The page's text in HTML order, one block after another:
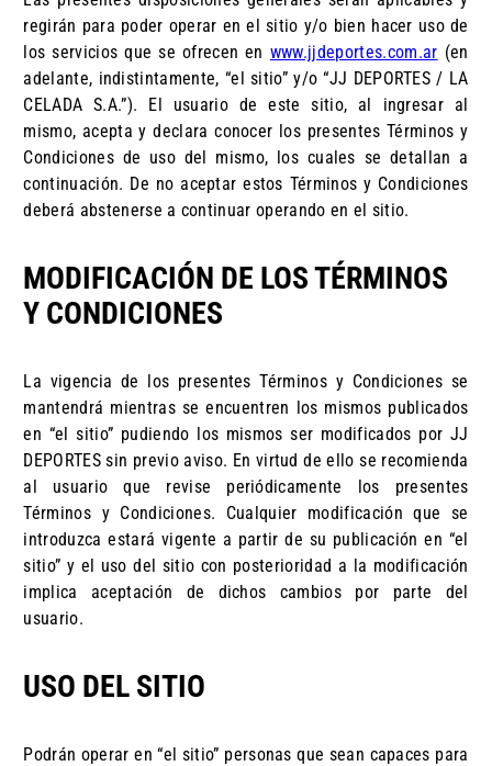
regirán para poder operar en el sitio y/o bien hacer uso de
los servicios que se ofrecen en www.jjdeportes.com.ar (en
adelante, indistintamente, “el sitio” y/o “JJ DEPORTES / LA
CELADA S.A.”). El usuario de este sitio, al ingresar al
mismo, acepta y declara conocer los presentes Términos y
Condiciones de uso del mismo, los cuales se detallan a
continuación. De no aceptar estos Términos y Condiciones
deberá abstenerse a continuar operando en el sitio.
MODIFICACIÓN DE LOS TÉRMINOS
Y CONDICIONES
La vigencia de los presentes Términos y Condiciones se
mantendrá mientras se encuentren los mismos publicados
en “el sitio” pudiendo los mismos ser modificados por JJ
DEPORTES sin previo aviso. En virtud de ello se recomienda
al usuario que revise periódicamente los presentes
Términos y Condiciones. Cualquier modificación que se
introduzca estará vigente a partir de su publicación en “el
sitio” y el uso del sitio con posterioridad a la modificación
implica aceptación de dichos cambios por parte del
usuario.
USO DEL SITIO
Podrán operar en “el sitio” personas que sean capaces para